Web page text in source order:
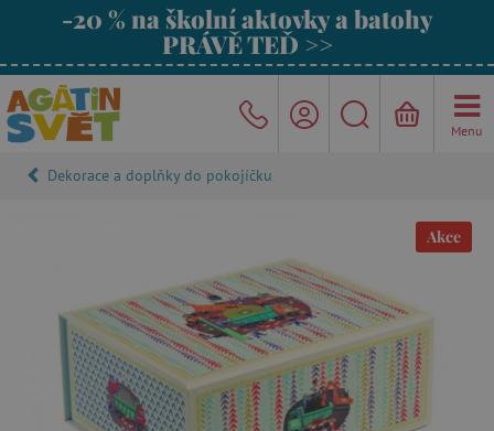
-20 % na školní aktovky a batohy
PRÁVĚ TEĎ >>
Menu
Dekorace a doplňky do pokojíčku
Akce